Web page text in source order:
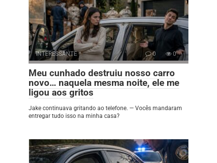
INTERESSANTE 0 0
Meu cunhado destruiu nosso carro
novo… naquela mesma noite, ele me
ligou aos gritos
Jake continuava gritando ao telefone. — Vocês mandaram
entregar tudo isso na minha casa?